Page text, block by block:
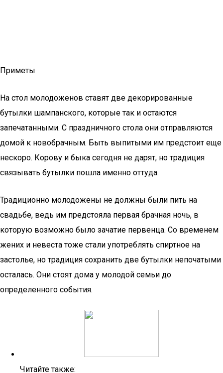
Приметы
На стол молодоженов ставят две декорированные
бутылки шампанского, которые так и остаются
запечатанными. С праздничного стола они отправляются
домой к новобрачным. Быть выпитыми им предстоит еще
нескоро. Корову и быка сегодня не дарят, но традиция
связывать бутылки пошла именно оттуда.
Традиционно молодожены не должны были пить на
свадьбе, ведь им предстояла первая брачная ночь, в
которую возможно было зачатие первенца. Со временем
жених и невеста тоже стали употреблять спиртное на
застолье, но традиция сохранить две бутылки непочатыми
осталась. Они стоят дома у молодой семьи до
определенного события.
Читайте также: